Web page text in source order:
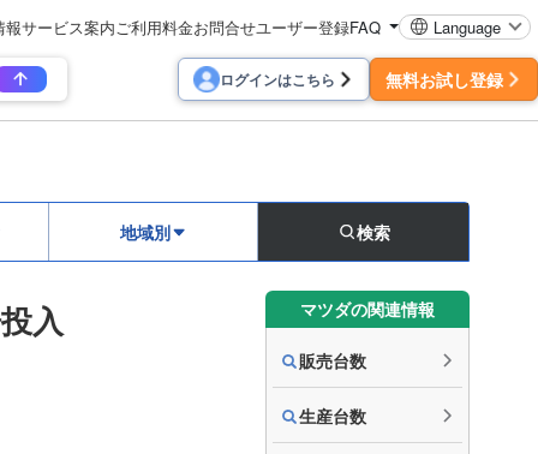
報サービス案内 ご利用料金お問合せユーザー登録FAQ Language
ログインはこちら 無料お試し登録
地域別 検索
入 マツダの関連情報
販売台数
生産台数